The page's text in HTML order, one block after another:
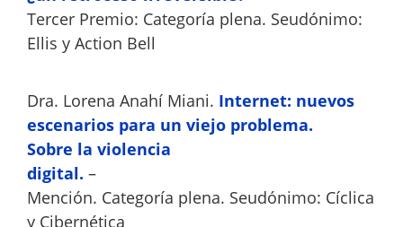
Tercer Premio: Categoría plena. Seudónimo:
Ellis y Action Bell
Dra. Lorena Anahí Miani. Internet: nuevos
escenarios para un viejo problema.
Sobre la violencia
digital. –
Mención. Categoría plena. Seudónimo: Cíclica
y Cibernética